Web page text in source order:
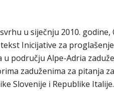
u siječnju 2010.
Inicijative za
u području Alpe-Adria
zaduženima za pitanja
Slovenije i Republike